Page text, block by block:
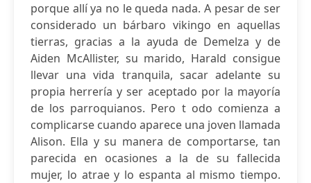
porque allí ya no le queda nada. A pesar de ser
considerado un bárbaro vikingo en aquellas
tierras, gracias a la ayuda de Demelza y de
Aiden McAllister, su marido, Harald consigue
llevar una vida tranquila, sacar adelante su
propia herrería y ser aceptado por la mayoría
de los parroquianos. Pero t odo comienza a
complicarse cuando aparece una joven llamada
Alison. Ella y su manera de comportarse, tan
parecida en ocasiones a la de su fallecida
mujer, lo atrae y lo espanta al mismo tiempo.